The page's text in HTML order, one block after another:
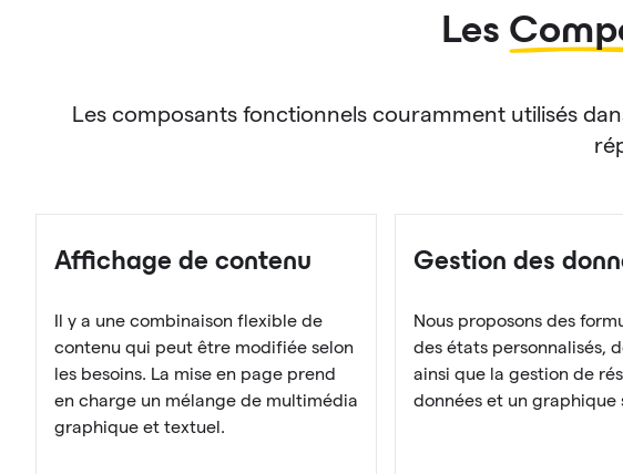
Les
Les composants fonctionnels couramment utilisés
Affichage de contenu
Il y a une combinaison flexible de
contenu qui peut être modifiée selon
les besoins. La mise en page prend
en charge un mélange de multimédia
graphique et textuel.
Gestion des
Nous proposons des
des états personnalisés,
ainsi que la gestion de
données et un graphique